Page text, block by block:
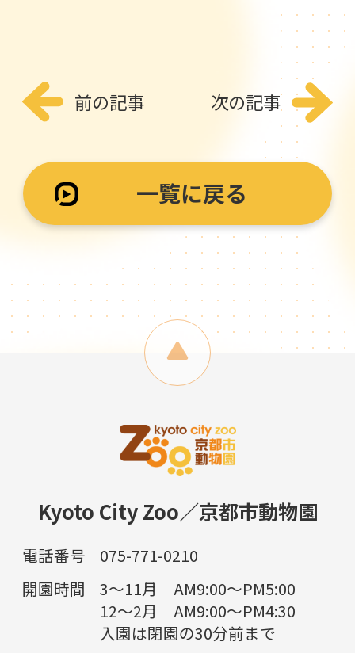
前の記事
一覧に戻る
次の記事
Kyoto City Zoo／京都市動物園
電話番号
075-771-0210
開園時間
3～11月 AM9:00～PM5:00
12～2月 AM9:00～PM4:30
入園は閉園の30分前まで